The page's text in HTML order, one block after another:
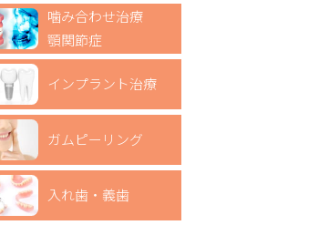
噛み合わせ治療
顎関節症
インプラント治療
ガムピーリング
入れ歯・義歯